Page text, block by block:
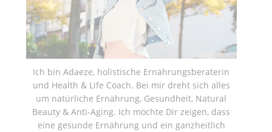
Ich bin Adaeze, holistische Ernährungsberaterin
und Health & Life Coach. Bei mir dreht sich alles
um natürliche Ernährung, Gesundheit, Natural
Beauty & Anti-Aging. Ich möchte Dir zeigen, dass
eine gesunde Ernährung und ein ganzheitlich